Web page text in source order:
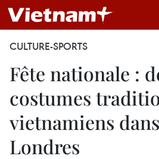
CULTURE-SPORTS
Fête nationale :
costumes
vietnamiens
Londres